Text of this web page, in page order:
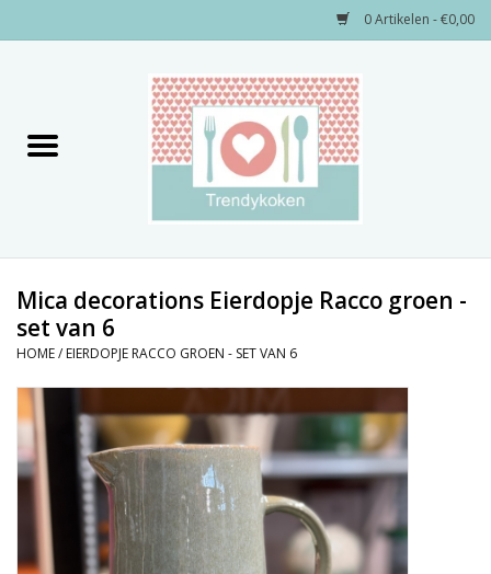
0 Artikelen - €0,00
Decoratie
Keukengerei
Textiel
Kids only
Alles zien
Mica decorations Eierdopje Racco groen -
set van 6
HOME/ EIERDOPJE RACCO GROEN - SET VAN 6